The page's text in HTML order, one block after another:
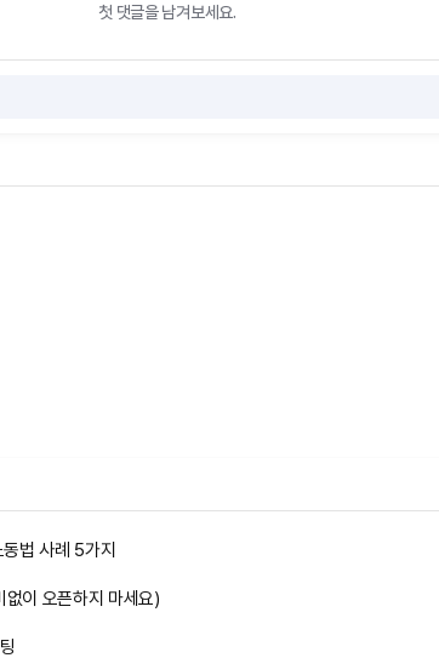
첫 댓글을 남겨보세요.
법 사례 5가지
이 오픈하지 마세요)